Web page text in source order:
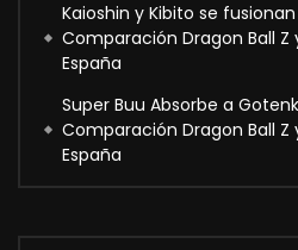
Kaioshin y Kibito se
Comparación Dragon Ball Z
España
Super Buu Absorbe a
Comparación Dragon Ball Z
España